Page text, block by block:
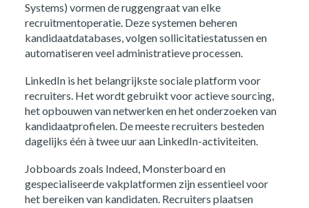
Systems) vormen de ruggengraat van elke
recruitmentoperatie. Deze systemen beheren
kandidaatdatabases, volgen sollicitatiestatussen en
automatiseren veel administratieve processen.
LinkedIn is het belangrijkste sociale platform voor
recruiters. Het wordt gebruikt voor actieve sourcing,
het opbouwen van netwerken en het onderzoeken van
kandidaatprofielen. De meeste recruiters besteden
dagelijks één à twee uur aan LinkedIn-activiteiten.
Jobboards zoals Indeed, Monsterboard en
gespecialiseerde vakplatformen zijn essentieel voor
het bereiken van kandidaten. Recruiters plaatsen